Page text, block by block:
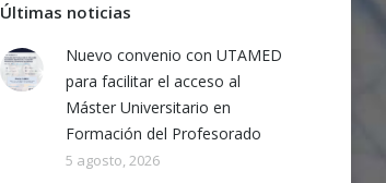
Últimas noticias
Nuevo convenio con UTAMED
para facilitar el acceso al
Máster Universitario en
Formación del Profesorado
5 agosto, 2026